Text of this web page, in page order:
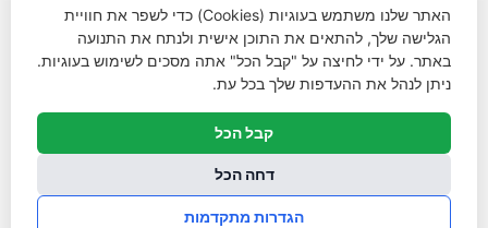
האתר שלנו משתמש בעוגיות (Cookies) כדי לשפר את חוויית
הגלישה שלך, להתאים את התוכן אישית ולנתח את התנועה
באתר. על ידי לחיצה על "קבל הכל" אתה מסכים לשימוש בעוגיות.
ניתן לנהל את ההעדפות שלך בכל עת.
קבל הכל
דחה הכל
הגדרות מתקדמות